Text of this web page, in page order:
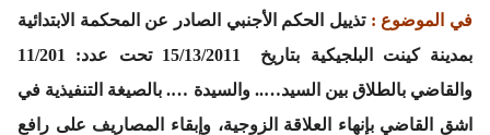
في الموضوع : تذييل الحكم الأجنبي الصادر عن المحكمة الابتدائية
بمدينة كينت البلجيكية بتاريخ 15/13/2011 تحت عدد: 11/201
والقاضي بالطلاق بين السيد….. والسيدة …. بالصيغة التنفيذية في
اشق القاضي بإنهاء العلاقة الزوجية، وإبقاء المصاريف على رافع